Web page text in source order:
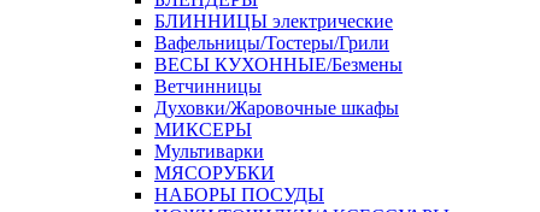
БЛИННИЦЫ электрические
Вафельницы/Тостеры/Грили
ВЕСЫ КУХОННЫЕ/Безмены
Ветчинницы
Духовки/Жаровочные шкафы
МИКСЕРЫ
Мультиварки
МЯСОРУБКИ
НАБОРЫ ПОСУДЫ